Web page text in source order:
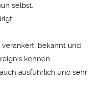
selbst.
verankert, bekannt und
kennen.
ausführlich und sehr